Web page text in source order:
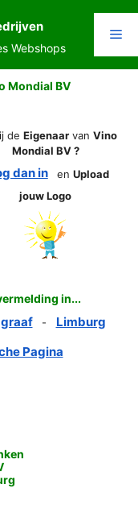
Webshops
Mondial BV
de Eigenaarvan Vino
Mondial BV ?
dan in en Upload
jouw Logo
in...
-
Limburg
Pagina